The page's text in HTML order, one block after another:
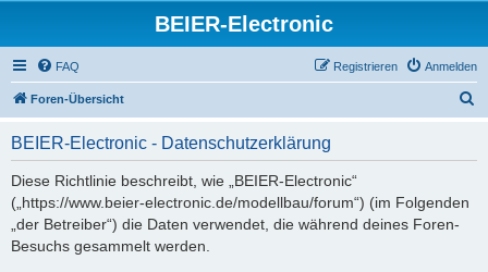
BEIER-Electronic
FAQ Anmelden
Registrieren
Foren-Übersicht
BEIER-Electronic - Datenschutzerklärung
Diese Richtlinie beschreibt, wie „BEIER-Electronic“
(„https://www.beier-electronic.de/modellbau/forum“) (im Folgenden
„der Betreiber“) die Daten verwendet, die während deines Foren-
Besuchs gesammelt werden.